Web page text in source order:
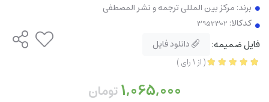
برند: مرکز بین المللی ترجمه و نشر المصطفی
کدکالا:
فایل ضمیمه: دانلود فایل
(از1رای)
1,065,000تومان